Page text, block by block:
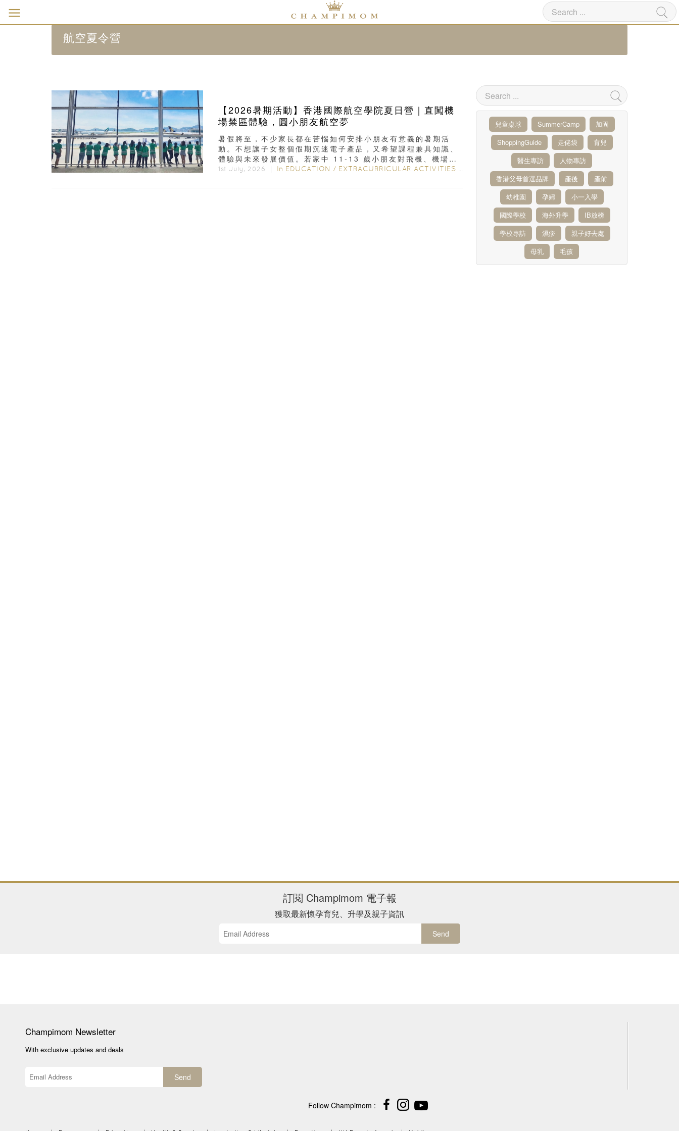
航空夏令營
【2026暑期活動】香港國際航空學院夏日營｜直闖機
場禁區體驗，圓小朋友航空夢
暑假將至，不少家長都在苦惱如何安排小朋友有意義的暑期活
動。不想讓子女整個假期沉迷電子產品，又希望課程兼具知識、
體驗與未來發展價值。若家中 11-13 歲小朋友對飛機、機場運
作滿滿好奇...
1st July, 2026 ｜ In EDUCATION / EXTRACURRICULAR ACTIVITIES
兒童桌球 SummerCamp
加固
ShoppingGuide
走佬袋
育兒
醫生專訪
人物專訪
香港父母首選品牌
產後
產前
幼稚園
孕婦
小一入學
國際學校
海外升學
IB放榜
學校專訪
濕疹
親子好去處
母乳
毛孩
訂閱 Champimom 電子報
獲取最新懷孕育兒、升學及親子資訊
Send
Champimom Newsletter
With exclusive updates and deals
Send
Follow Champimom :